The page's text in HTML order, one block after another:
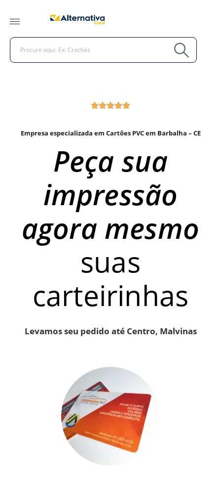
Empresa especializada em Cartões PVC em Barbalha – CE
Peça sua
impressão
agora mesmo
suas
carteirinhas
Levamos seu pedido até Centro, Malvinas